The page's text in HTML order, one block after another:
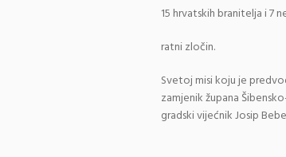
15 hrvatskih branitelja i 7
ratni zločin.
Svetoj misi koju je
zamjenik župana
gradski vijećnik Josip